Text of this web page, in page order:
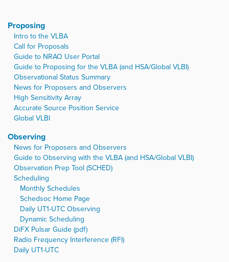
Proposing
Intro to the VLBA
Call for Proposals
Guide to NRAO User Portal
Guide to Proposing for the VLBA (and HSA/Global VLBI)
Observational Status Summary
News for Proposers and Observers
High Sensitivity Array
Accurate Source Position Service
Global VLBI
Observing
News for Proposers and Observers
Guide to Observing with the VLBA (and HSA/Global VLBI)
Observation Prep Tool (SCHED)
Scheduling
Monthly Schedules
Schedsoc Home Page
Daily UT1-UTC Observing
Dynamic Scheduling
DiFX Pulsar Guide (pdf)
Radio Frequency Interference (RFI)
Daily UT1-UTC